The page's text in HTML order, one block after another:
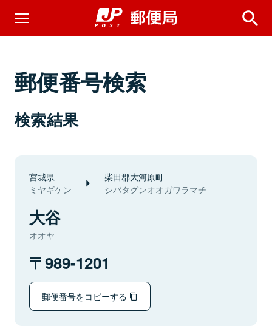
郵便番号検索
検索結果
宮城県
ミヤギケン
柴田郡大河原町
シバタグンオオガワラマチ
大谷
オオヤ
989-1201
郵便番号をコピーする